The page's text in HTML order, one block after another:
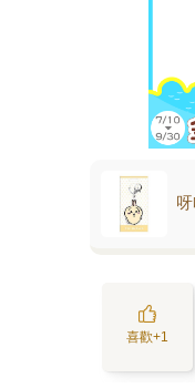
喜歡+1